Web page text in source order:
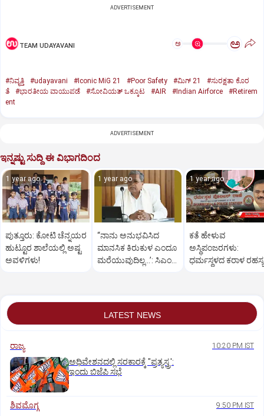
ADVERTISEMENT
TEAM UDAYAVANI ಅ ಅ
#ನಿವೃತ್ತಿ #udayavani #Iconic MiG 21 #Poor Safety #ಮಿಗ್‌ 21
#ಸುರಕ್ಷತಾ ಕೊರ
ತೆ
#ಭಾರತೀಯ ವಾಯುಪಡೆ #ಸೋವಿಯತ್‌ ಒಕ್ಕೂಟ #AIR #Indian Airforce
#Retirem
ent
ADVERTISEMENT
ಇನ್ನಷ್ಟು ಸುದ್ದಿ ಈ ವಿಭಾಗದಿಂದ
1 year ago
ಪುತ್ತೂರು: ಕೋಟಿ ಚೆನ್ನಯರ
ಹುಟ್ಟೂರ ಶಾಲೆಯಲ್ಲಿ ಅಷ್ಟ
ಅವಳಿಗಳು!
1 year ago
“ನಾನು ಅನುಭವಿಸಿದ
ಮಾನಸಿಕ ಕಿರುಕುಳ ಎಂದೂ
ಮರೆಯುವುದಿಲ್ಲ…’: ಸಿಎಂ
1 year ago
ಕತೆ ಹೇಳುವ
ಅಸ್ಥಿಪಂಜರಗಳು:
ಧರ್ಮಸ್ಥಳದ‌ ಕರಾಳ ರಹಸ್ಯ
LATEST NEWS
ರಾಜ್ಯ 10:20 PM IST
ಅಧಿವೇಶನದಲ್ಲಿ ಸರಕಾರಕ್ಕೆ "ಪ್ರತ್ಯಸ್ತ್ರ':
ಇಂದು ಬಿಜೆಪಿ ಸಭೆ
ಶಿವಮೊಗ್ಗ 9:50 PM IST